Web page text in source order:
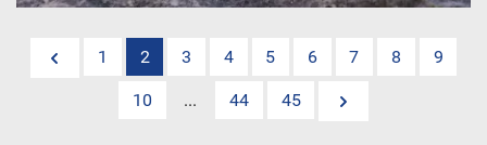
1 2 3 4 5 6 7 8 9
10 ... 44 45